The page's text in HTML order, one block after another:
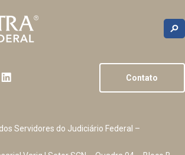
Contato
Servidores do Judiciário Federal –